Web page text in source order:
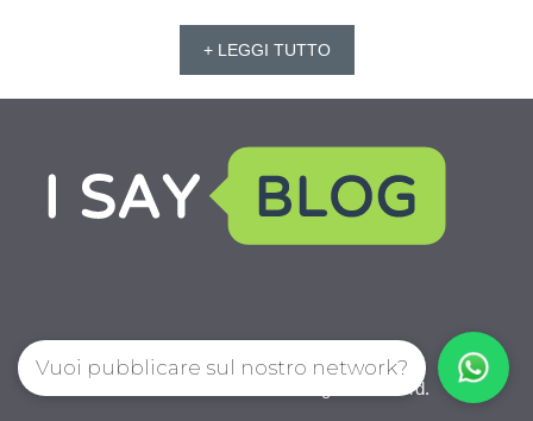
+ LEGGI TUTTO
IoChiamo.com © 2026. All right reserverd.
Vuoi pubblicare sul nostro network?